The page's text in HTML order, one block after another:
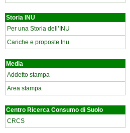
Storia INU
Per una Storia dell’INU
Cariche e proposte Inu
Media
Addetto stampa
Area stampa
Centro Ricerca Consumo di Suolo
CRCS